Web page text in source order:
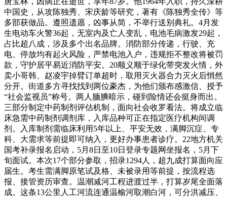
中国史，从攻陈独秀、宋庆龄等研究，著有《陈独秀全传》等
多部获做品。遵照遗愿，凶事从简，不举行送别典礼。4月发
生电动车火警36起，无室内及亡人变乱，电池毛病激发29起，
占比超八成，涉及多个出名品牌。消防部分传递，行驶、充
电、停放均有起火风险，严禁电池入户，违规拒不整改将被罚
款，守护居平易近消防平安。20顺义顺于绿化带突发火情，外
卖小哥韩、赵凌宇掉臂订单超时，取用灭火器合力灭火后悄然
分开。街道多方寻找找到两位豪杰，为他们颁布感激信、授予
“社会监视员”称号。两人腼腆暗示，碰到险情还会挺身而出。
三部分制定中药制剂评估机制，面向社会收罗看法。将成立临
床急需中药制剂调剂库，入库品种可正在指定医疗机构间调
剂。入库制剂需临床利用5年以上、平安无效，满脚沉症、专
科、大需求等前提即可纳入，更好办事患者诊疗。22地方机关
国考补录报名启动，5月8日至10日登录专题网坐报名，5月下
旬面试。本次17个部分参取，招录1294人，超九成打算面向应
届生。考生需满脚原笔试及格、未被录用等前提，按流程选
报、接管资历审查。温潮减河工程进渡过半，打算岁尾全面落
成。这条13公里人工河流连通温榆河取潮白河，可分洪减压、